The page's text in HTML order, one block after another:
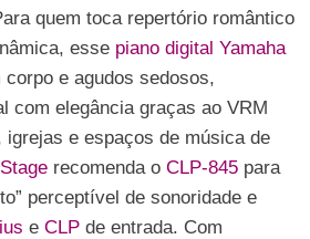
quem toca repertório romântico
esse piano digital Yamaha
e agudos sedosos,
com elegância graças ao VRM
e espaços de música de
recomenda o CLP-845 para
perceptível de sonoridade e
e CLP de entrada. Com